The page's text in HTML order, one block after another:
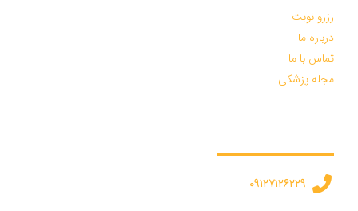
رزرو نوبت
درباره ما
تماس با ما
مجله پزشکی
۰۹۱۲۷۱۲۶۲۲۹